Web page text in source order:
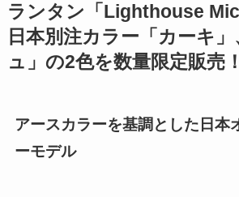
ランタン「Lighthouse
日本別注カラー「カーキ
ュ」の2色を数量限定販売！
アースカラーを基調とした日本
ーモデル